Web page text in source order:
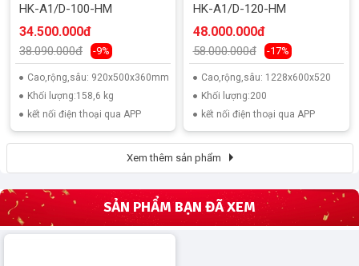
HK-A1/D-100-HM
34.500.000đ
38.090.000đ -9%
Cao,rộng,sâu: 920x500x360mm
Khối lượng:158,6 kg
kết nối điện thoại qua APP
HK-A1/D-120-HM
48.000.000đ
58.000.000đ -17%
Cao,rộng,sâu: 1228x600x520
Khối lượng:200
kết nối điện thoại qua APP
Xem thêm sản phẩm
SẢN PHẨM BẠN ĐÃ XEM